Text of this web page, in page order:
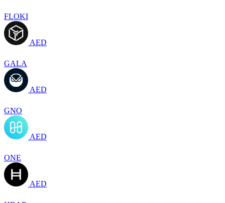
FLOKI
AED
GALA
AED
GNO
AED
ONE
AED